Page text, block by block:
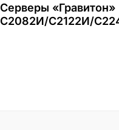
Серверы «Гравитон»
С2082И/С2122И/